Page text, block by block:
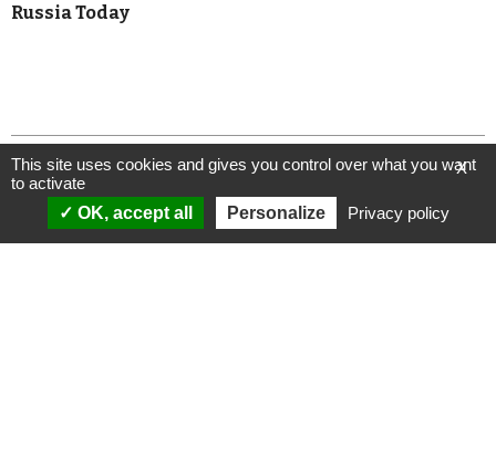
Russia Today
ANALYSES
VIDÉOS
X
This site uses cookies and gives you control over what you want
to activate
OK, accept all
Personalize Privacy policy